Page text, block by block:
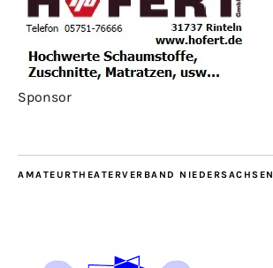
Sponsor
AMATEURTHEATERVERBAND NIEDERSACHSEN